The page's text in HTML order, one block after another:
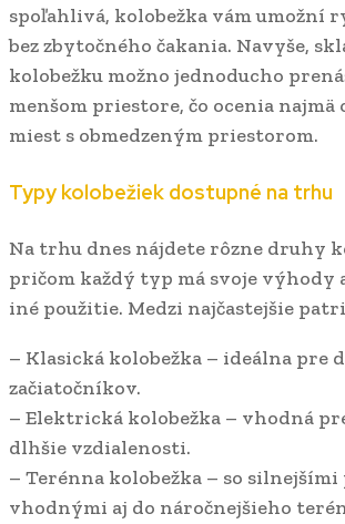
spoľahlivá, kolobežka vám umožní
bez zbytočného čakania. Navyše,
kolobežku možno jednoducho
menšom priestore, čo ocenia
miest s obmedzeným priestorom.
Typy kolobežiek dostupné na trhu
Na trhu dnes nájdete rôzne druhy
pričom každý typ má svoje výhody
iné použitie. Medzi najčastejšie
– Klasická kolobežka – ideálna pre
začiatočníkov.
– Elektrická kolobežka – vhodná
dlhšie vzdialenosti.
– Terénna kolobežka – so
vhodnými aj do náročnejšieho